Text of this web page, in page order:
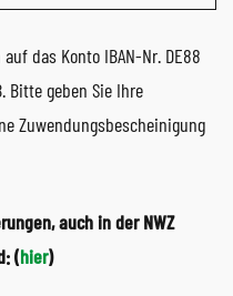
das Konto IBAN-Nr. DE88
Bitte geben Sie Ihre
Zuwendungsbescheinigung
auch in der NWZ
(hier)